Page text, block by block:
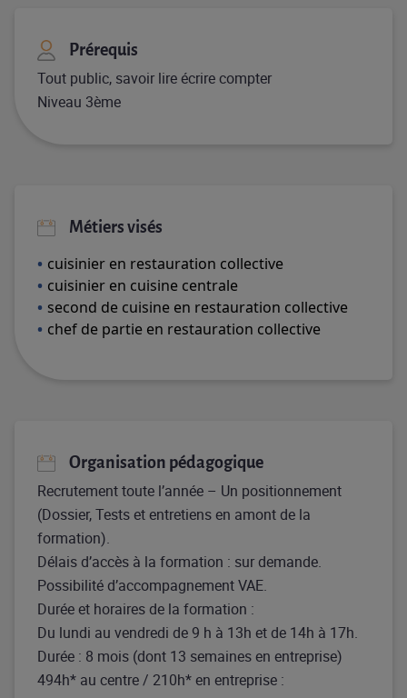
Prérequis
Tout public, savoir lire écrire compter
Niveau 3ème
Métiers visés
cuisinier en restauration collective
cuisinier en cuisine centrale
second de cuisine en restauration collective
chef de partie en restauration collective
Organisation pédagogique
Recrutement toute l’année – Un positionnement
(Dossier, Tests et entretiens en amont de la
formation).
Délais d’accès à la formation : sur demande.
Possibilité d’accompagnement VAE.
Durée et horaires de la formation :
Du lundi au vendredi de 9 h à 13h et de 14h à 17h.
Durée : 8 mois (dont 13 semaines en entreprise)
494h* au centre / 210h* en entreprise :